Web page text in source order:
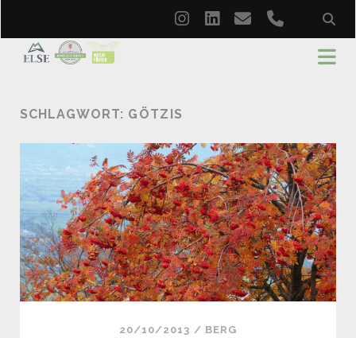
instagram
linkedin
emailphone
SCHLAGWORT: GÖTZIS
20/10/2013 / BERG